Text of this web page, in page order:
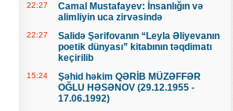
22:27
Camal Mustafayev: İnsanlığın və
alimliyin uca zirvəsində
22:27
Salidə Şərifovanın “Leyla Əliyevanın
poetik dünyası” kitabının təqdimatı
keçirilib
15:24
Şəhid həkim QƏRİB MÜZƏFFƏR
OĞLU HƏSƏNOV (29.12.1955 -
17.06.1992)